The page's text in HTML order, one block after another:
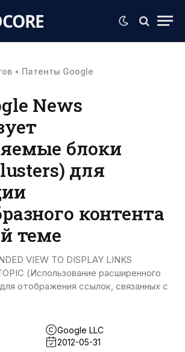
• Патенты Google
News
блоки
для
контента
теме
VIEW TO DISPLAY LINKS
(Использование расширенного
отображения ссылок, связанных с
Google LLC
2012-05-31